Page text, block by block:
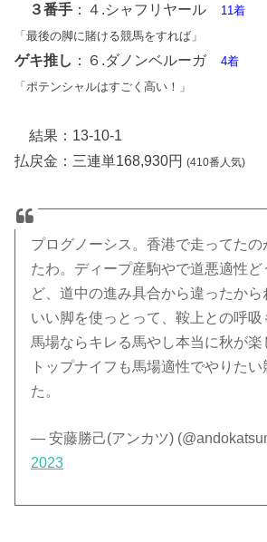
３番手 ：４.シャフリヤール
11着
「最後の脚に賭ける競馬をすれば」
ゲキ推し ：６.ダノンベルーガ4着
「ポテンシャルはすごく高い！」
結果：13-10-1
払戻金：三連単168,930円(410番人気)
プログノーシス。香港で走ってたの
たわ。ディープ産駒やで道悪適性ど
ど、道中の進み具合から違ったから
いい脚を使っとって、鞍上との呼吸
馬場ならキレる馬やし本当に秋が楽
トップナイフも馬場適性でやりた
た。
— 安藤勝己(アンカツ)
2023